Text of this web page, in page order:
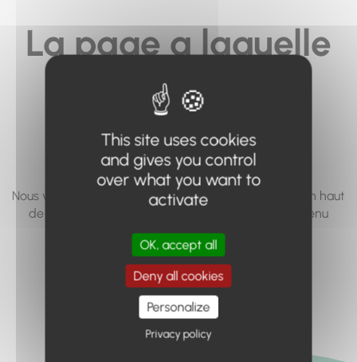
La page a laquelle
vous cherchez à
accéder n'existe
pas... ou plus.
Nous vous invitons à utiliser le moteur de recherche en haut
de page, ou à utiliser le menu pour trouver le contenu
recherché.
Retour à l'accueil
This site uses cookies
and gives you control
over what you want to
activate
OK, accept all
Deny all cookies
Personalize
Privacy policy